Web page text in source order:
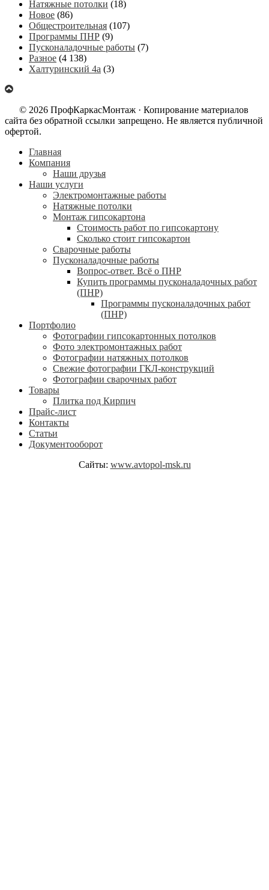
Натяжные потолки (18)
Новое (86)
Общестроительная (107)
Программы ПНР (9)
Пусконаладочные работы (7)
Разное (4 138)
Халтуринский 4а (3)
© 2026 ПрофКаркасМонтаж · Копирование материалов
сайта без обратной ссылки запрещено. Не является публичной
офертой.
Главная
Компания
Наши друзья
Наши услуги
Электромонтажные работы
Натяжные потолки
Монтаж гипсокартона
Стоимость работ по гипсокартону
Сколько стоит гипсокартон
Сварочные работы
Пусконаладочные работы
Вопрос-ответ. Всё о ПНР
Купить программы пусконаладочных работ
(ПНР)
Программы пусконаладочных работ
(ПНР)
Портфолио
Фотографии гипсокартонных потолков
Фото электромонтажных работ
Фотографии натяжных потолков
Свежие фотографии ГКЛ-конструкций
Фотографии сварочных работ
Товары
Плитка под Кирпич
Прайс-лист
Контакты
Статьи
Документооборот
Сайты: www.avtopol-msk.ru